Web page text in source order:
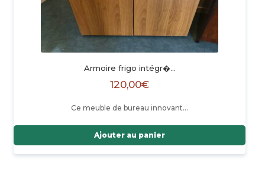
Armoire frigo intégr�…
120,00€
Ce meuble de bureau innovant…
Ajouter au panier